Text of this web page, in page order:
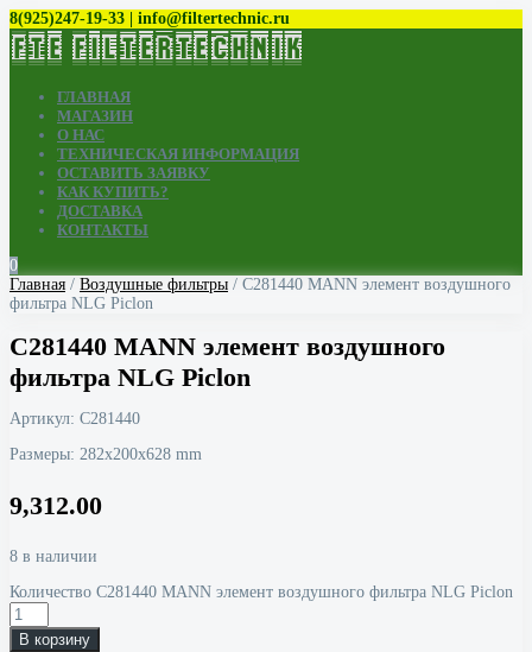
8(925)247-19-33 | info@filtertechnic.ru
ГЛАВНАЯ
МАГАЗИН
О НАС
ТЕХНИЧЕСКАЯ ИНФОРМАЦИЯ
ОСТАВИТЬ ЗАЯВКУ
КАК КУПИТЬ?
ДОСТАВКА
КОНТАКТЫ
0
Главная / Воздушные фильтры / C281440 MANN элемент воздушного
фильтра NLG Piclon
C281440 MANN элемент воздушного
фильтра NLG Piclon
Артикул: C281440
Размеры: 282x200x628 mm
9,312.00
8 в наличии
Количество C281440 MANN элемент воздушного фильтра NLG Piclon
В корзину